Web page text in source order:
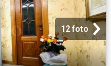
12 foto